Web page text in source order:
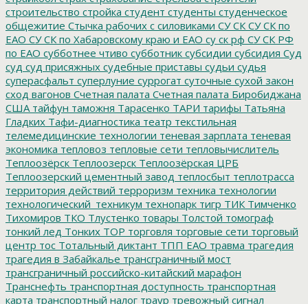
строительство стройка студент студенты студенческое
общежитие Стычка рабочих с силовиками СУ СК СУ СК по
ЕАО СУ СК по Хабаровскому краю и ЕАО су ск рф СУ СК РФ
по ЕАО субботнее чтиво субботник субсидии субсидия Суд
суд суд присяжных судебные приставы судьи судья
суперасфальт суперлуние суррогат суточные сухой закон
сход вагонов Счетная палата Счетная палата Биробиджана
США тайфун таможня Тарасенко ТАРИ тарифы Татьяна
Гладких Тафи-диагностика театр текстильная
телемедицинские технологии теневая зарплата теневая
экономика тепловоз тепловые сети тепловычислитель
Теплоозёрск Теплоозерск Теплоозёрская ЦРБ
Теплоозерский цементный завод теплосбыт теплотрасса
территория действий терроризм техника технологии
технологический_техникум технопарк тигр ТИК Тимченко
Тихомиров ТКО Тлустенко товары Толстой томограф
тонкий лед Тонких ТОР торговля торговые сети торговый
центр тос Тотальный диктант ТПП ЕАО травма трагедия
трагедия в Забайкалье трансграничный мост
трансграничный российско-китайский марафон
Транснефть транспортная доступность транспортная
карта транспортный налог траур тревожный сигнал